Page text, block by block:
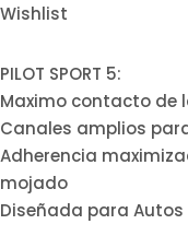
Wishlist
PILOT SPORT 5:
Maximo contacto de
Canales amplios
Adherencia
mojado
Diseñada para